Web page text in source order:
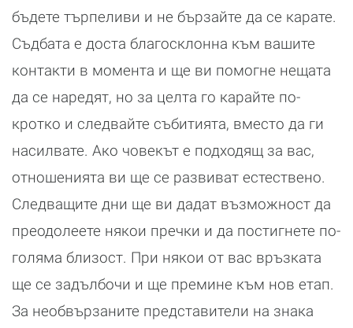
бъдете търпеливи и не бързайте да се карате.
Съдбата е доста благосклонна към вашите
контакти в момента и ще ви помогне нещата
да се наредят, но за целта го карайте по-
кротко и следвайте събитията, вместо да ги
насилвате. Ако човекът е подходящ за вас,
отношенията ви ще се развиват естествено.
Следващите дни ще ви дадат възможност да
преодолеете някои пречки и да постигнете по-
голяма близост. При някои от вас връзката
ще се задълбочи и ще премине към нов етап.
За необвързаните представители на знака